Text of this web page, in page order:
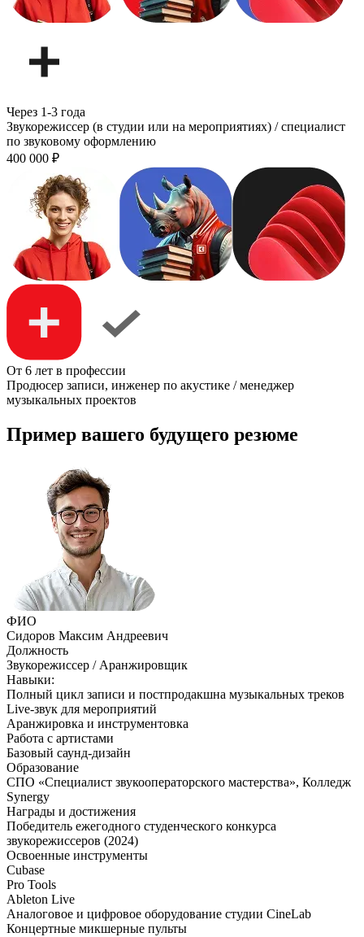
Через 1-3 года
Звукорежиссер (в студии или на мероприятиях) / специалист
по звуковому оформлению
400 000 ₽
От 6 лет в профессии
Продюсер записи, инженер по акустике / менеджер
музыкальных проектов
Пример вашего будущего резюме
ФИО
Сидоров Максим Андреевич
Должность
Звукорежиссер / Аранжировщик
Навыки:
Полный цикл записи и постпродакшна музыкальных треков
Live-звук для мероприятий
Аранжировка и инструментовка
Работа с артистами
Базовый саунд-дизайн
Образование
СПО «Специалист звукооператорского мастерства», Колледж
Synergy
Награды и достижения
Победитель ежегодного студенческого конкурса
звукорежиссеров (2024)
Освоенные инструменты
Cubase
Pro Tools
Ableton Live
Аналоговое и цифровое оборудование студии CineLab
Концертные микшерные пульты